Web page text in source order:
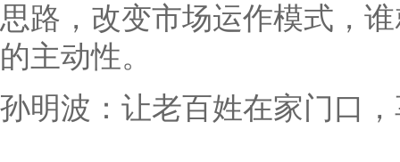
思路，改变市场运作模式，
的主动性。
孙明波：让老百姓在家门口